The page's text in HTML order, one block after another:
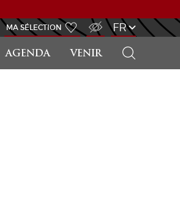
AGENDA VENIR
MA SÉLECTION FR